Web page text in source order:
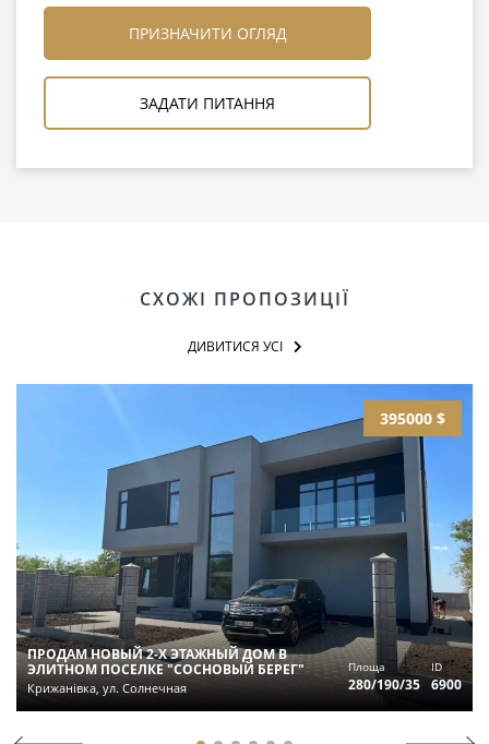
ПРИЗНАЧИТИ ОГЛЯД
ЗАДАТИ ПИТАННЯ
СХОЖІ ПРОПОЗИЦІЇ
ДИВИТИСЯ УСІ
395000 $
ПРОДАМ НОВЫЙ 2-Х ЭТАЖНЫЙ ДОМ В
ЭЛИТНОМ ПОСЕЛКЕ "СОСНОВЫЙ БЕРЕГ"
Крижанівка, ул. Солнечная
Площа
280/190/35
ID
6900